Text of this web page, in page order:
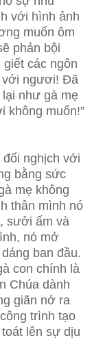
với hình ảnh
muốn ôm
phản bội
các ngôn
với ngươi! Đã
như gà mẹ
không muốn!”
nghịch với
bằng sức
mẹ không
thân mình nó
sưởi ấm và
nó mở
ban đầu.
con chính là
Chúa dành
giãn nở ra
trình tạo
lên sự dịu